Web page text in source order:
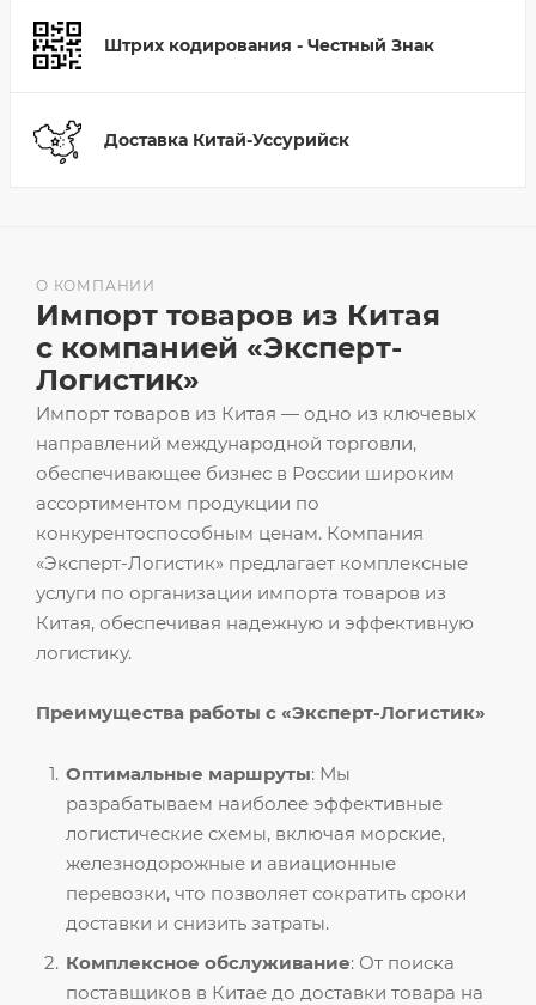
Штрих кодирования - Честный Знак
Доставка Китай-Уссурийск
Импорт товаров из Китая — одно из ключевых
направлений международной торговли,
обеспечивающее бизнес в России широким
ассортиментом продукции по
конкурентоспособным ценам. Компания
«Эксперт-Логистик» предлагает комплексные
услуги по организации импорта товаров из
Китая, обеспечивая надежную и эффективную
логистику.
Преимущества работы с «Эксперт-Логистик»
Оптимальные маршруты: Мы
разрабатываем наиболее эффективные
логистические схемы, включая морские,
железнодорожные и авиационные
перевозки, что позволяет сократить сроки
доставки и снизить затраты.
Комплексное обслуживание: От поиска
поставщиков в Китае до доставки товара на
О КОМПАНИИ
Импорт товаров из Китая
с компанией «Эксперт-
Логистик»